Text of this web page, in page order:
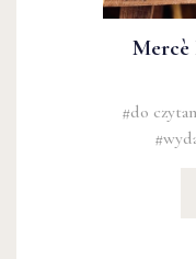
Mercè
#do